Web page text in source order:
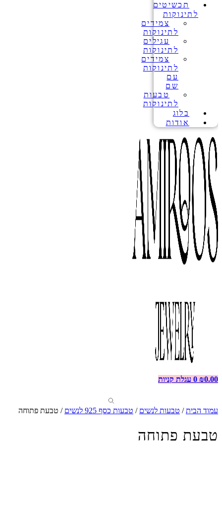
תכשיטים
לתינוקות
צמידים
לתינוקות
עגילים
לתינוקות
צמידים
לתינוקות
עם
שם
טבעות
לתינוקות
בלוג
אודות
₪0.00
0 עגלת קניות
עמוד הבית/ טבעות לנשים / טבעות כסף 925 לנשים / טבעת פתוחה
טבעת פתוחה